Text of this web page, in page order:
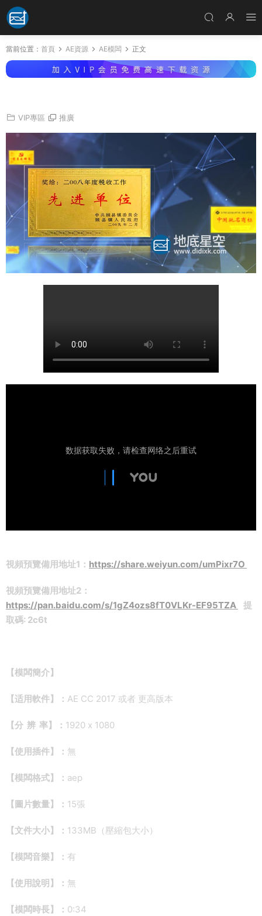
當前位置： 首頁 AE資源 AE模闆 正文
VIP專區 推廣
視頻預覽備用地址1： https://share.weiyun.com/umPixr7O
視頻預覽備用地址2：
https://pan.baidu.com/s/1gZ4ozs8fT0VLKr-EF95TZA
提
取碼: 2c6t
【模闆簡介】
【适用軟件】： AE CC 2017 或者 更高版本
【分 辨 率】： 1920 x 1080
【使用插件】： 無
【模闆格式】： aep
【圖片數量】： 15張
【文件大小】： 133MB（壓縮包大小）
【模闆音樂】： 有
【使用說明】： 無
【模闆時長】： 0:34